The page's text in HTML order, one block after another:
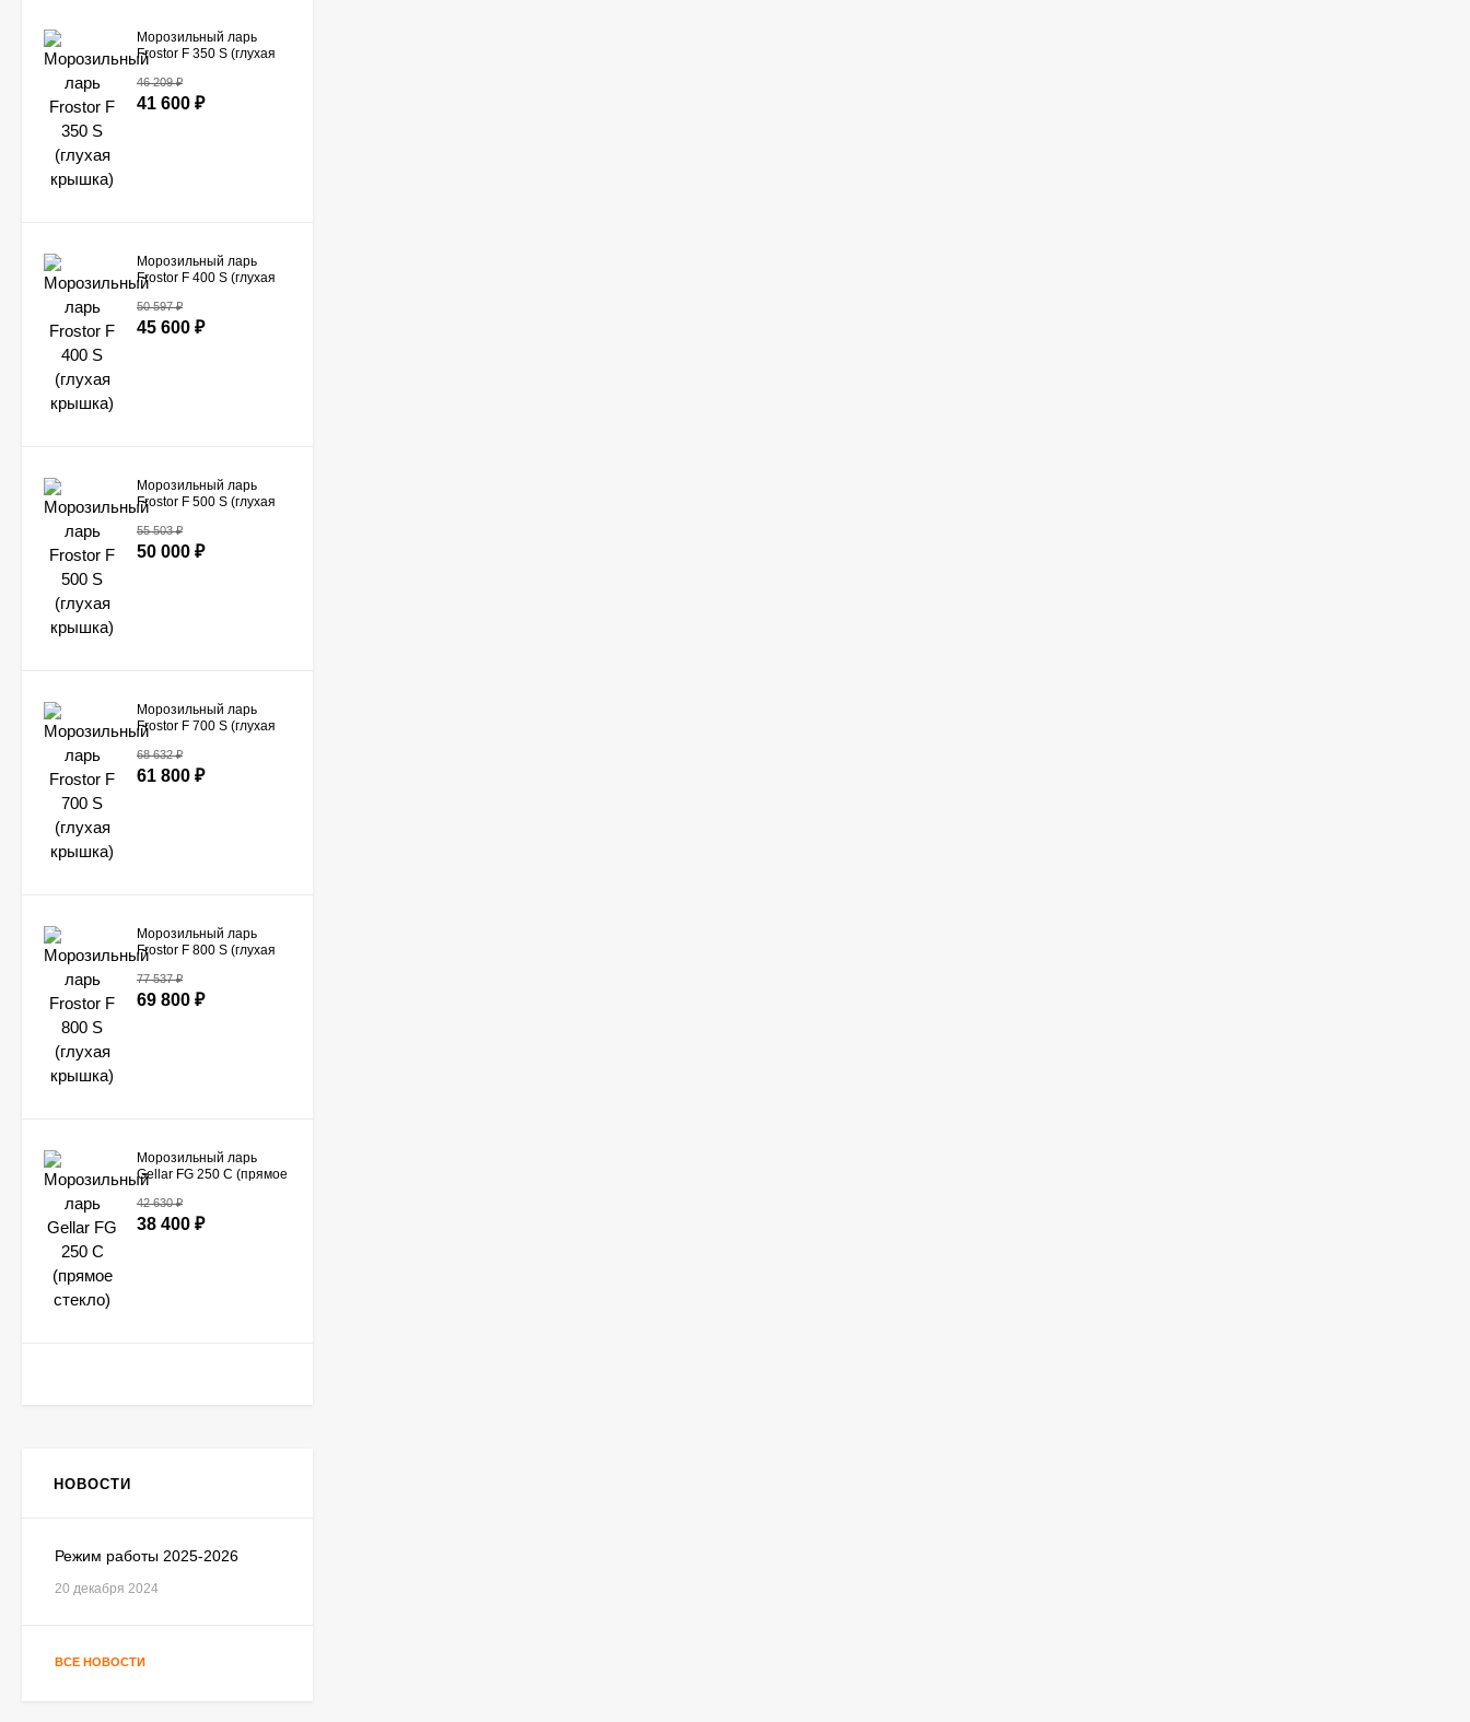
Морозильный ларь
Frostor F 350 S (глухая
46 209₽
41 600 ₽
Морозильный ларь
Frostor F 400 S (глухая
50 597₽
45 600 ₽
Морозильный ларь
Frostor F 500 S (глухая
55 503₽
50 000 ₽
Морозильный ларь
Frostor F 700 S (глухая
68 632₽
61 800 ₽
Морозильный ларь
Frostor F 800 S (глухая
77 537₽
69 800 ₽
Морозильный ларь
Gellar FG 250 C (прямое
42 630₽
38 400 ₽
НОВОСТИ
Режим работы 2025-2026
20 декабря 2024
ВСЕ НОВОСТИ